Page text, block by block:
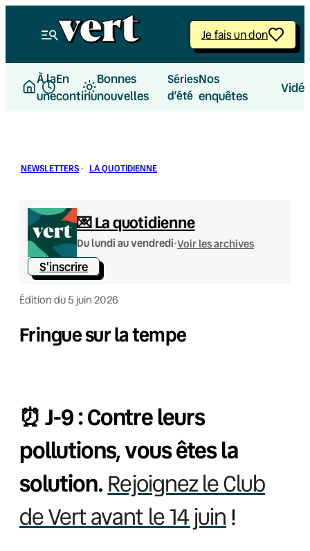
Je fais un don
À la
une
En
continu
Bonnes
nouvelles
Séries
d’été
Nos
enquêtes
NEWSLETTERS · LA QUOTIDIENNE
💌 La quotidienne
Du lundi au vendredi·Voir les archives
S'inscrire
Édition du 5 juin 2026
Fringue sur la tempe
⏰ J-9 : Contre leurs
pollutions, vous êtes la
solution.Rejoignez le Club
deVertavant le 14 juin !